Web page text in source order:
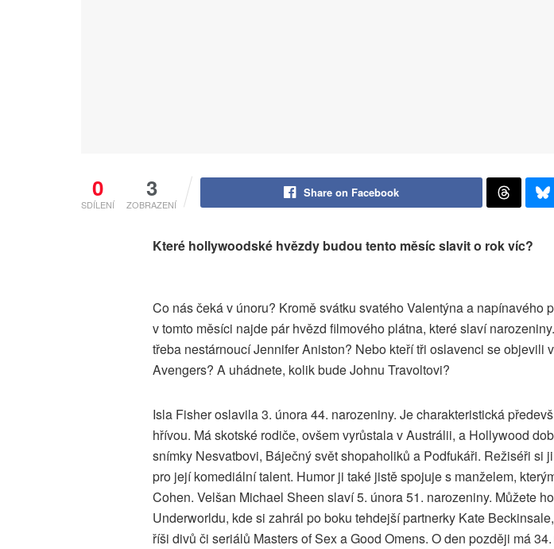
0
SDÍLENÍ
3
ZOBRAZENÍ
Share on Facebook
Které hollywoodské hvězdy budou tento měsíc slavit o rok víc?
Co nás čeká v únoru? Kromě svátku svatého Valentýna a napínavého
v tomto měsíci najde pár hvězd filmového plátna, které slaví
třeba nestárnoucí Jennifer Aniston? Nebo kteří tři oslavenci se objevili
Avengers? A uhádnete, kolik bude Johnu Travoltovi?
Isla Fisher oslavila 3. února 44. narozeniny. Je charakteristická
hřívou. Má skotské rodiče, ovšem vyrůstala v Austrálii, a Hollywood
snímky Nesvatbovi, Báječný svět shopaholiků a Podfukáři. Režiséři si
pro její komediální talent. Humor ji také jistě spojuje s manželem,
Cohen. Velšan Michael Sheen slaví 5. února 51. narozeniny. Můžete
Underworldu, kde si zahrál po boku tehdejší partnerky Kate
říši divů či seriálů Masters of Sex a Good Omens. O den později má